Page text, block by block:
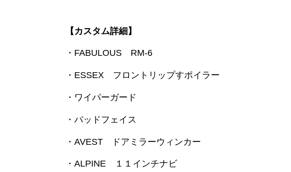
【カスタム詳細】
・FABULOUS RM-6
・ESSEX フロントリップすポイラー
・ワイパーガード
・バッドフェイス
・AVEST ドアミラーウィンカー
・ALPINE １１インチナビ